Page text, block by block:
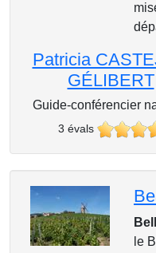
Patricia
GÉLIBERT
Guide-conférencier
3 évals
le